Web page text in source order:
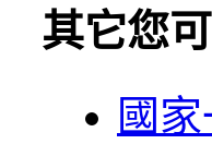
其它您
國